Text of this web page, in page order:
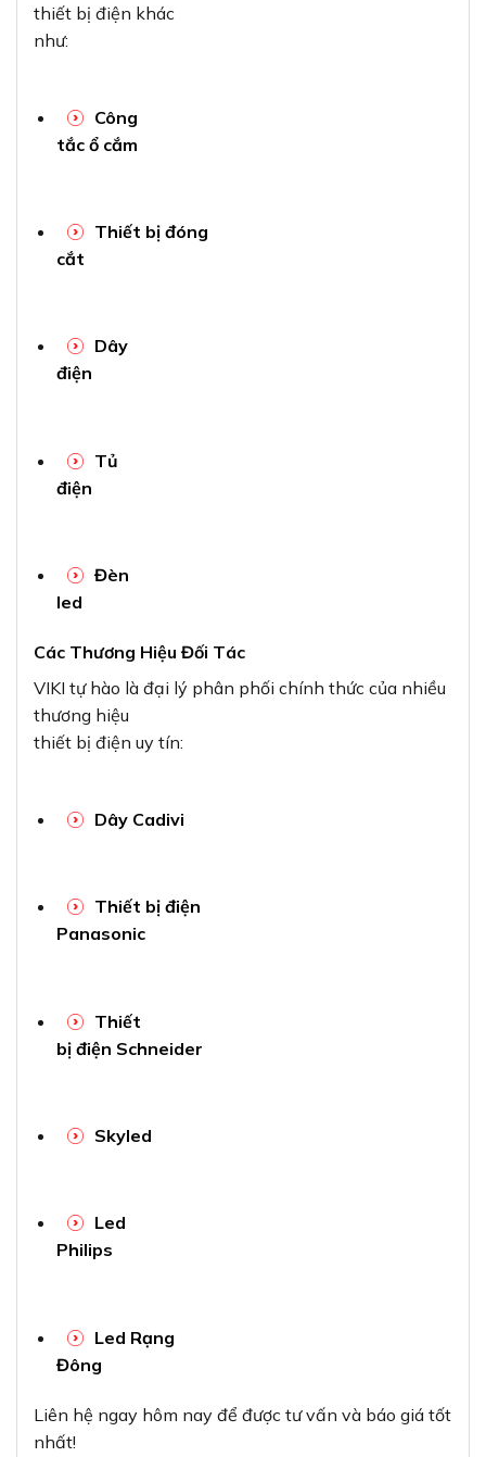
thiết bị điện khác
như:
Công
tắc ổ cắm
Thiết bị đóng
cắt
Dây
điện
Tủ
điện
Đèn
led
Các Thương Hiệu Đối Tác
VIKI tự hào là đại lý phân phối chính thức của nhiều
thương hiệu
thiết bị điện uy tín:
Dây Cadivi
Thiết bị điện
Panasonic
Thiết
bị điện Schneider
Skyled
Led
Philips
Led Rạng
Đông
Liên hệ ngay hôm nay để được tư vấn và báo giá tốt
nhất!